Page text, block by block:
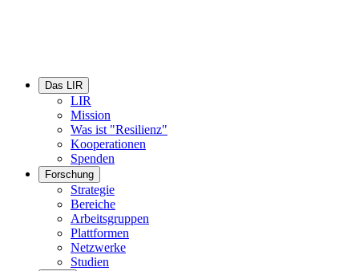
Das LIR
LIR
Mission
Was ist "Resilienz"
Kooperationen
Spenden
Forschung
Strategie
Bereiche
Arbeitsgruppen
Plattformen
Netzwerke
Studien